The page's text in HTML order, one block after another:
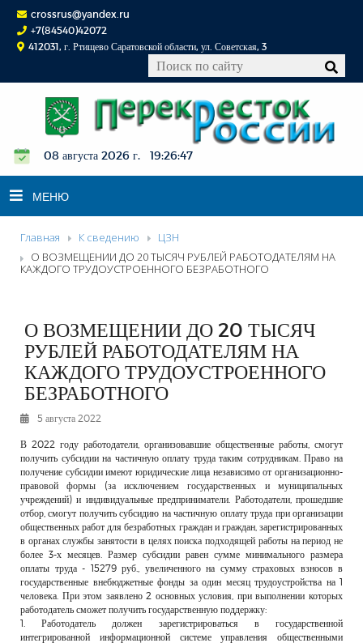
crossrus@yandex.ru
+7(84540)42072
412031, г. Ртищево Саратовской области, ул. Советская, 3
08 августа 2026 г. 19:26:48
МЕНЮ
НОВОСТИ
ОФИЦИАЛЬНО
КОНКУРСЫ
ФОТОРЕПОРТАЖИ
РЕКЛАМОДАТЕЛЯМ
ОБЪЯВЛЕНИЯ
КОНТАКТЫ
Главная К сведению
ЦЗН
О ВОЗМЕЩЕНИИ ДО 20 ТЫСЯЧ РУБЛЕЙ РАБОТОДАТЕЛЯМ НА
КАЖДОГО ТРУДОУСТРОЕННОГО БЕЗРАБОТНОГО
О ВОЗМЕЩЕНИИ ДО 20 ТЫСЯЧ
РУБЛЕЙ РАБОТОДАТЕЛЯМ НА
КАЖДОГО ТРУДОУСТРОЕННОГО
БЕЗРАБОТНОГО
5 августа 2022
В 2022 году работодатели, организовавшие общественные работы, смогут
получить субсидии на частичную оплату труда таким сотрудникам. Право на
получение субсидии имеют юридические лица независимо от организационно-
правовой формы (за исключением государственных и муниципальных
учреждений) и индивидуальные предприниматели. Работодатели, прошедшие
отбор, смогут получить субсидию на частичную оплату труда при организации
общественных работ для безработных граждан и граждан, зарегистрированных
в органах службы занятости в целях поиска подходящей работы на период не
более 3-х месяцев. Размер субсидии равен сумме минимального размера
оплаты труда - 15279 руб., увеличенного на сумму страховых взносов в
государственные внебюджетные фонды за один месяц трудоустройства на 1
человека. При этом заявлено 2 основных условия, при выполнении которых
работодатель сможет получить государственную поддержку:
1. Работодатель должен зарегистрироваться в государственной
интегрированной информационной системе управления общественными